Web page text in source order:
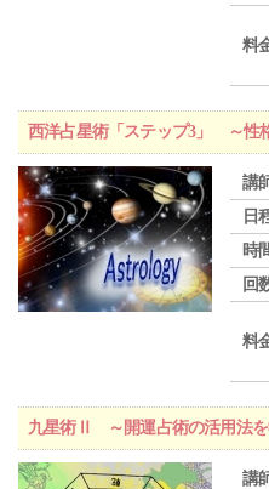
料
西洋占星術「ステップ3」 ～性
講
日
時
回
料
九星術Ⅱ ～開運占術の活用法を
講